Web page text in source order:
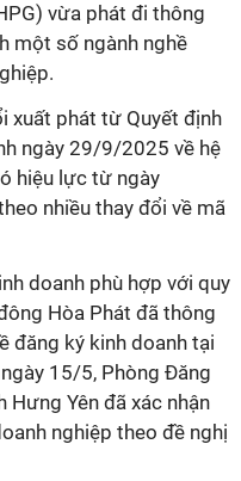
vừa phát đi thông
một số ngành nghề
xuất phát từ Quyết định
ngày 29/9/2025 về hệ
hiệu lực từ ngày
nhiều thay đổi về mã
doanh phù hợp với quy
Hòa Phát đã thông
đăng ký kinh doanh tại
15/5, Phòng Đăng
Hưng Yên đã xác nhận
nghiệp theo đề nghị